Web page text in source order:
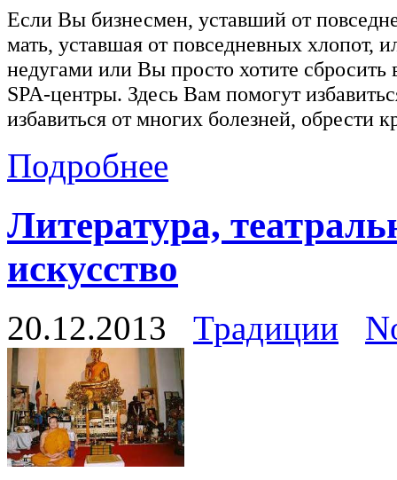
Если Вы бизнесмен, уставший от
мать, уставшая от повседневных
недугами или Вы просто хотите
SPA-центры. Здесь Вам помогут
избавиться от многих болезней, обрести
Подробнее
Литература,
искусство
20.12.2013 Традиции